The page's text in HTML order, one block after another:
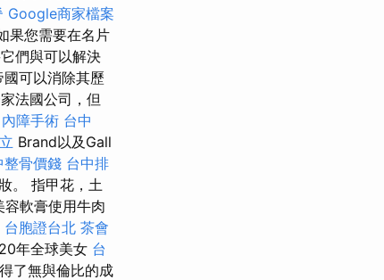
Google商家檔案
果您需要在名片
們與可以解決
可以消除其歷
法國公司，但
障手術 台中
Brand以及Gall
整骨價錢 台中排
。 指甲花，土
容軟膏使用牛肉
台胞證台北 茶會
年全球美女 台
了無與倫比的成